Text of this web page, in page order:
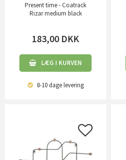
Present time - Coatrack
Rizar medium black
183,00 DKK
LÆG I KURVEN
8-10 dagelevering